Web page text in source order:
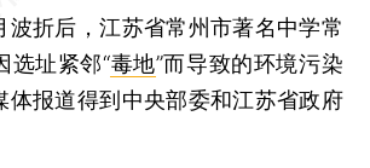
折后，江苏省常州市著名中学常
选址紧邻“毒地”而导致的环境污染
体报道得到中央部委和江苏省政府